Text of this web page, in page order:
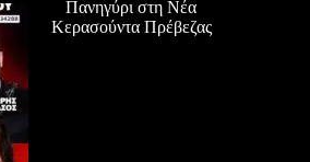
Πανηγύρι στη Νέα
Κερασούντα Πρέβεζας